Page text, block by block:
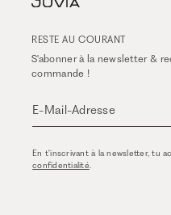
RESTE AU COURANT
S'abonner à la newsletter &
commande !
E-Mail-Adresse
En t'inscrivant à la newsletter, tu
confidentialité.